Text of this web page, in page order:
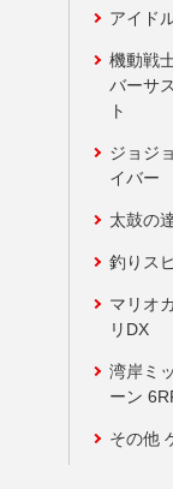
アイド
機動戦
バーサ
ト
ジョジ
イバー
太鼓の
釣りス
マリオ
リDX
湾岸ミ
ーン
その他